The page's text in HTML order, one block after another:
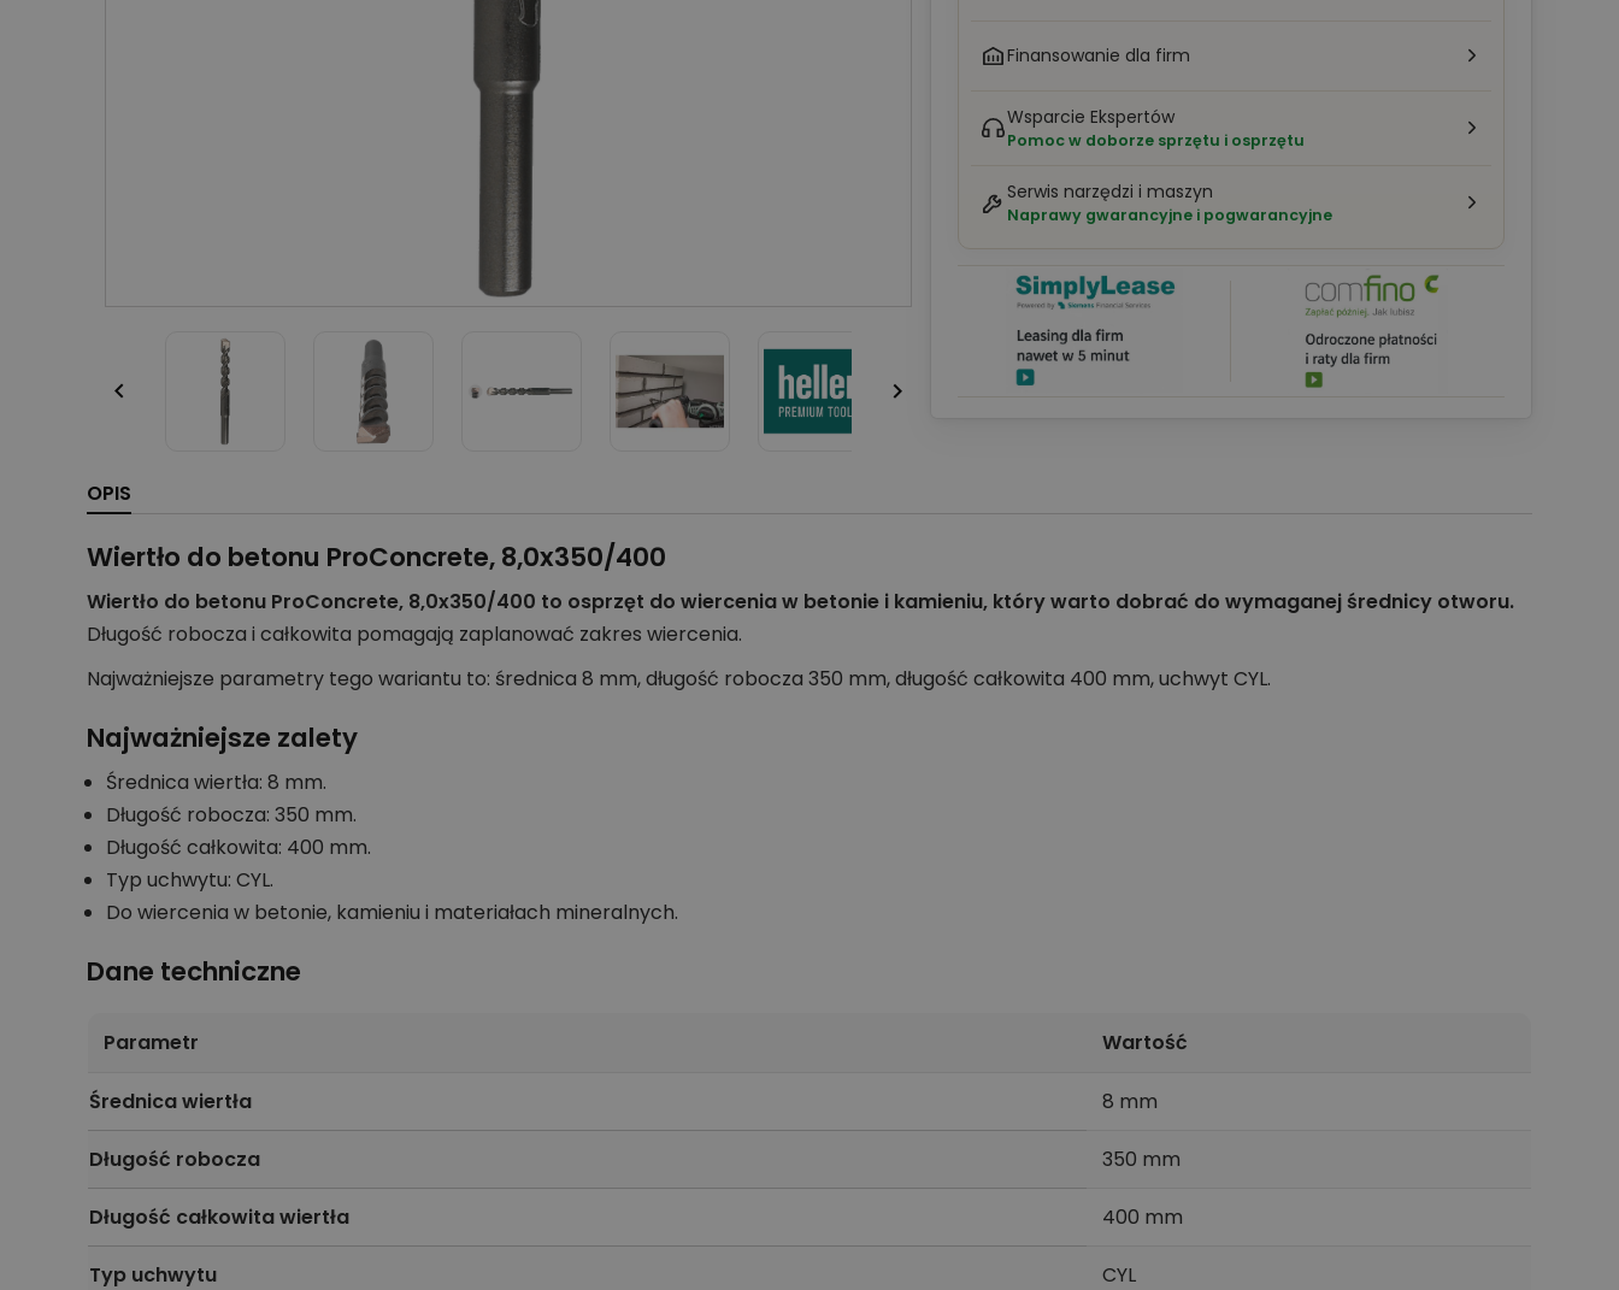
 
Finansowanie dla firm
Wsparcie Ekspertów
Pomoc w doborze sprzętu i osprzętu
Serwis narzędzi i maszyn
Naprawy gwarancyjne i pogwarancyjne
OPIS
Wiertło do betonu ProConcrete, 8,0x350/400
Wiertło do betonu ProConcrete, 8,0x350/400 to osprzęt do wiercenia w betonie i kamieniu, który warto dobrać do wymaganej średnicy otworu.
Długość robocza i całkowita pomagają zaplanować zakres wiercenia.
Najważniejsze parametry tego wariantu to: średnica 8 mm, długość robocza 350 mm, długość całkowita 400 mm, uchwyt CYL.
Najważniejsze zalety
Średnica wiertła: 8 mm.
Długość robocza: 350 mm.
Długość całkowita: 400 mm.
Typ uchwytu: CYL.
Do wiercenia w betonie, kamieniu i materiałach mineralnych.
Dane techniczne
Parametr Wartość
Średnica wiertła 8 mm
Długość robocza 350 mm
Długość całkowita wiertła 400 mm
Typ uchwytu CYL